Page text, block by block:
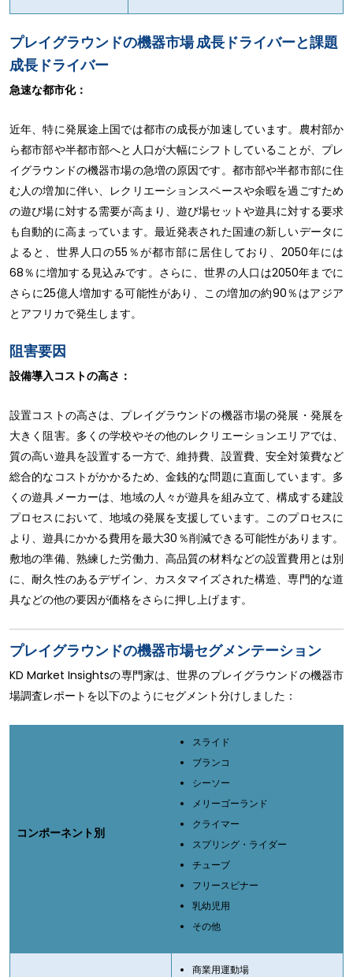
プレイグラウンドの機器市場 成長ドライバーと課題
成長ドライバー
急速な都市化：
近年、特に発展途上国では都市の成長が加速しています。農村部か
ら都市部や半都市部へと人口が大幅にシフトしていることが、プレ
イグラウンドの機器市場の急増の原因です。都市部や半都市部に住
む人の増加に伴い、レクリエーションスペースや余暇を過ごすため
の遊び場に対する需要が高まり、遊び場セットや遊具に対する要求
も自動的に高まっています。最近発表された国連の新しいデータに
よると、世界人口の55％が都市部に居住しており、2050年には
68％に増加する見込みです。さらに、世界の人口は2050年までに
さらに25億人増加する可能性があり、この増加の約90％はアジア
とアフリカで発生します。
阻害要因
設備導入コストの高さ：
設置コストの高さは、プレイグラウンドの機器市場の発展・発展を
大きく阻害。多くの学校やその他のレクリエーションエリアでは、
質の高い遊具を設置する一方で、維持費、設置費、安全対策費など
総合的なコストがかかるため、金銭的な問題に直面しています。多
くの遊具メーカーは、地域の人々が遊具を組み立て、構成する建設
プロセスにおいて、地域の発展を支援しています。このプロセスに
より、遊具にかかる費用を最大30％削減できる可能性があります。
敷地の準備、熟練した労働力、高品質の材料などの設置費用とは別
に、耐久性のあるデザイン、カスタマイズされた構造、専門的な道
具などの他の要因が価格をさらに押し上げます。
プレイグラウンドの機器市場セグメンテーション
KD Market Insightsの専門家は、世界のプレイグラウンドの機器市
場調査レポートを以下のようにセグメント分けしました：
コンポーネント別
スライド
ブランコ
シーソー
メリーゴーランド
クライマー
スプリング・ライダー
チューブ
フリースピナー
乳幼児用
その他
商業用運動場